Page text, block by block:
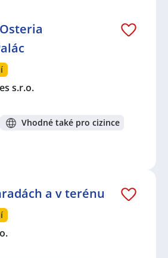
s.r.o.
Vhodné také pro cizince
a v terénu